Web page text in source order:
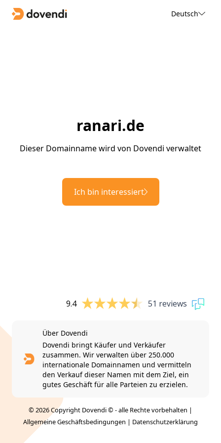
Deutsch
ranari.de
Dieser Domainname wird von Dovendi verwaltet
Ich bin interessiert
9.4 51 reviews
Über Dovendi
Dovendi bringt Käufer und Verkäufer
zusammen. Wir verwalten über 250.000
internationale Domainnamen und vermitteln
den Verkauf dieser Namen mit dem Ziel, ein
gutes Geschäft für alle Parteien zu erzielen.
© 2026 Copyright Dovendi © - alle Rechte vorbehalten |
Allgemeine Geschäftsbedingungen | Datenschutzerklärung